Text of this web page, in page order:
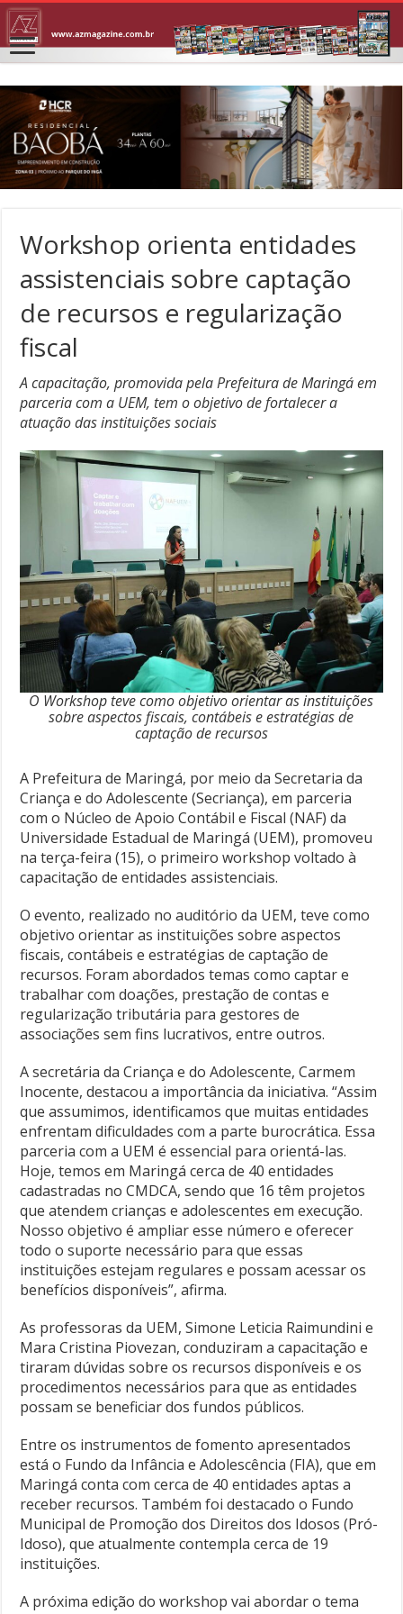
Workshop orienta entidades
assistenciais sobre captação
de recursos e regularização
fiscal
A capacitação, promovida pela Prefeitura de Maringá em
parceria com a UEM, tem o objetivo de fortalecer a
atuação das instituições sociais
O Workshop teve como objetivo orientar as instituições
sobre aspectos fiscais, contábeis e estratégias de
captação de recursos
A Prefeitura de Maringá, por meio da Secretaria da
Criança e do Adolescente (Secriança), em parceria
com o Núcleo de Apoio Contábil e Fiscal (NAF) da
Universidade Estadual de Maringá (UEM), promoveu
na terça-feira (15), o primeiro workshop voltado à
capacitação de entidades assistenciais.
O evento, realizado no auditório da UEM, teve como
objetivo orientar as instituições sobre aspectos
fiscais, contábeis e estratégias de captação de
recursos. Foram abordados temas como captar e
trabalhar com doações, prestação de contas e
regularização tributária para gestores de
associações sem fins lucrativos, entre outros.
A secretária da Criança e do Adolescente, Carmem
Inocente, destacou a importância da iniciativa. “Assim
que assumimos, identificamos que muitas entidades
enfrentam dificuldades com a parte burocrática. Essa
parceria com a UEM é essencial para orientá-las.
Hoje, temos em Maringá cerca de 40 entidades
cadastradas no CMDCA, sendo que 16 têm projetos
que atendem crianças e adolescentes em execução.
Nosso objetivo é ampliar esse número e oferecer
todo o suporte necessário para que essas
instituições estejam regulares e possam acessar os
benefícios disponíveis”, afirma.
As professoras da UEM, Simone Leticia Raimundini e
Mara Cristina Piovezan, conduziram a capacitação e
tiraram dúvidas sobre os recursos disponíveis e os
procedimentos necessários para que as entidades
possam se beneficiar dos fundos públicos.
Entre os instrumentos de fomento apresentados
está o Fundo da Infância e Adolescência (FIA), que em
Maringá conta com cerca de 40 entidades aptas a
receber recursos. Também foi destacado o Fundo
Municipal de Promoção dos Direitos dos Idosos (Pró-
Idoso), que atualmente contempla cerca de 19
instituições.
A próxima edição do workshop vai abordar o tema